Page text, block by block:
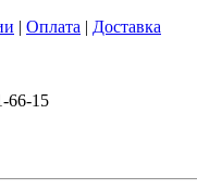
| Оплата | Доставка
66-15